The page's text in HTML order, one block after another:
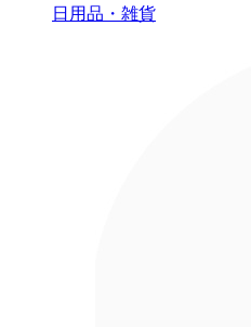
日用品・雑貨